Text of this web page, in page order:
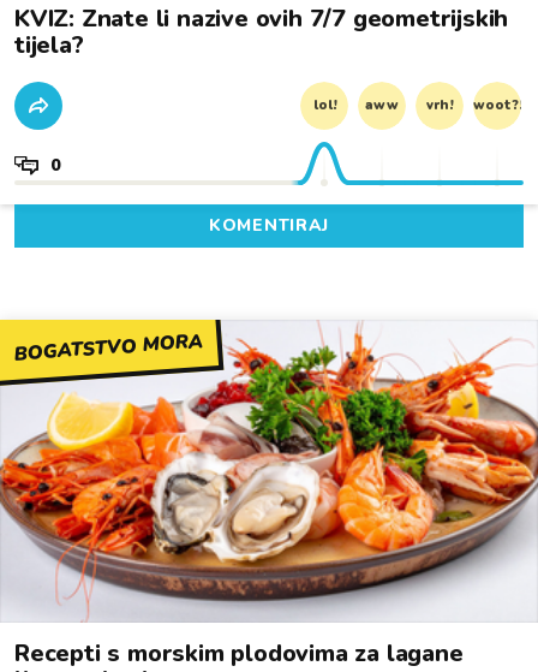
KVIZ: Znate li nazive ovih 7/7 geometrijskih
tijela?
lol! aww vrh! woot?!
0
KOMENTIRAJ
BOGATSTVO MORA
Recepti s morskim plodovima za lagane